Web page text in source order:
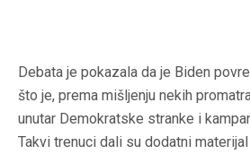
Debata je pokazala da je Biden
što je, prema mišljenju nekih
unutar Demokratske stranke i
Takvi trenuci dali su dodatni